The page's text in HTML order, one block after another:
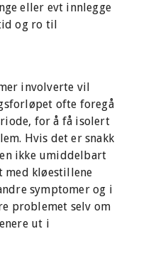
eller evt innlegge
og ro til
involverte vil
ofte foregå
for å få isolert
Hvis det er snakk
ikke umiddelbart
med kløestillene
symptomer og i
problemet selv om
ut i